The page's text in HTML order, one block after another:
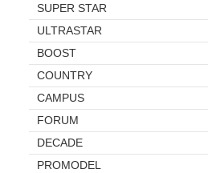
SUPER STAR
ULTRASTAR
BOOST
COUNTRY
CAMPUS
FORUM
DECADE
PROMODEL